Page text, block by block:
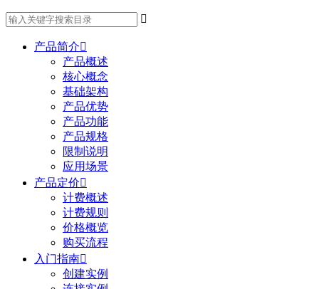

产品简介
产品概述
核心概念
基础架构
产品优势
产品功能
产品规格
限制说明
应用场景
产品定价
计费概述
计费规则
价格概览
购买流程
入门指南
创建实例